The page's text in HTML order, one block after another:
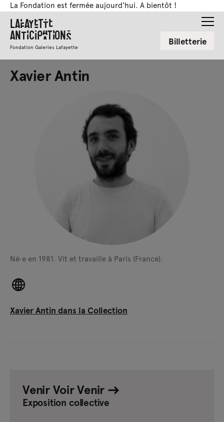
La Fondation est fermée aujourd'hui. A bientôt !
Lafayette
Anticipations
Fondation Galeries Lafayette Billetterie
Xavier Antin
Né·e en 1981. Vit et travaille à Paris (France).
Xavier Antin dans la Collection
Venir Voir Venir
Exposition collective